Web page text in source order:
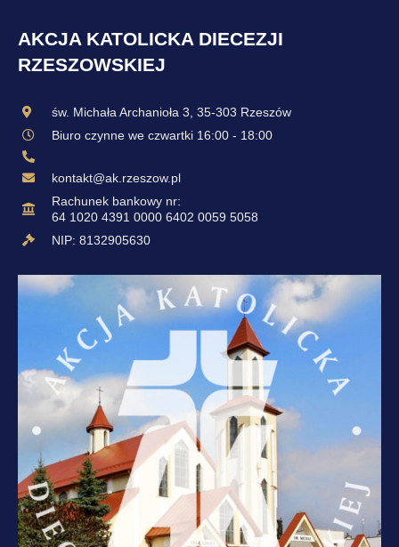
AKCJA KATOLICKA DIECEZJI
RZESZOWSKIEJ
św. Michała Archanioła 3, 35-303 Rzeszów
Biuro czynne we czwartki 16:00 - 18:00
kontakt@ak.rzeszow.pl
Rachunek bankowy nr:
64 1020 4391 0000 6402 0059 5058
NIP: 8132905630